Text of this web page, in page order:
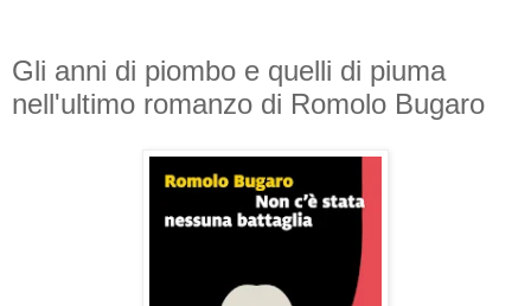
Gli anni di piombo e quelli di piuma
nell'ultimo romanzo di Romolo Bugaro